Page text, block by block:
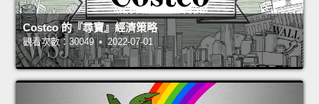
Costco 的『尋寶』經濟策略
觀看次數：30049 • 2022-07-01